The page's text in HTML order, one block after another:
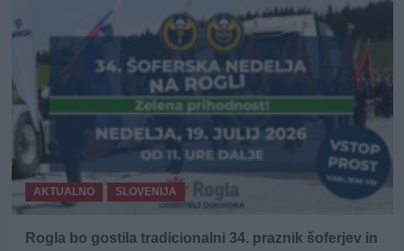
AKTUALNO SLOVENIJA
Rogla bo gostila tradicionalni 34. praznik šoferjev in